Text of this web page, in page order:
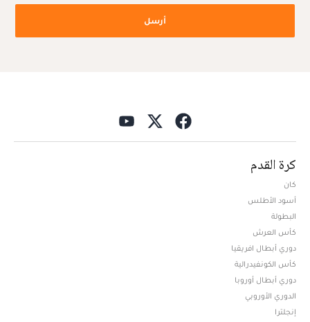
أرسل
كرة القدم
كان
أسود الأطلس
البطولة
كأس العرش
دوري أبطال افريقيا
كأس الكونفيدرالية
دوري أبطال أوروبا
الدوري الأوروبي
إنجلترا